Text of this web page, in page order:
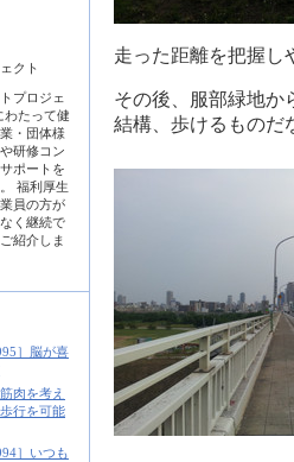
クト
プロジェ
わたって健
・団体様
研修コン
ポートを
福利厚生
員の方が
く継続で
紹介しま
］脳が喜
肉を考え
行を可能
］いつも
走った距離を把握し
その後、服部緑地か
結構、歩けるものだ